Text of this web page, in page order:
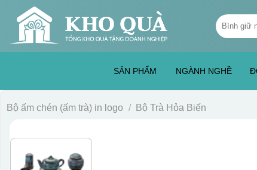
content
Tìm
kiếm:
SẢN PHẨM NGÀNH NGHỀ
Bộ ấm chén (ấm trà) in logo / Bộ Trà Hỏa Biến